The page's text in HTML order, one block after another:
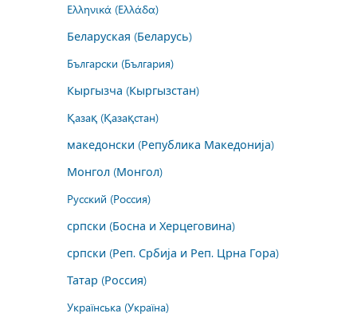
Ελληνικά (Ελλάδα)
Беларуская (Беларусь)
Български (България)
Кыргызча (Кыргызстан)
Қазақ (Қазақстан)
македонски (Република Македонија)
Монгол (Монгол)
Русский (Россия)
српски (Босна и Херцеговина)
српски (Реп. Србија и Реп. Црна Гора)
Татар (Россия)
Українська (Україна)